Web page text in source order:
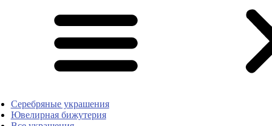
Серебряные украшения
Ювелирная бижутерия